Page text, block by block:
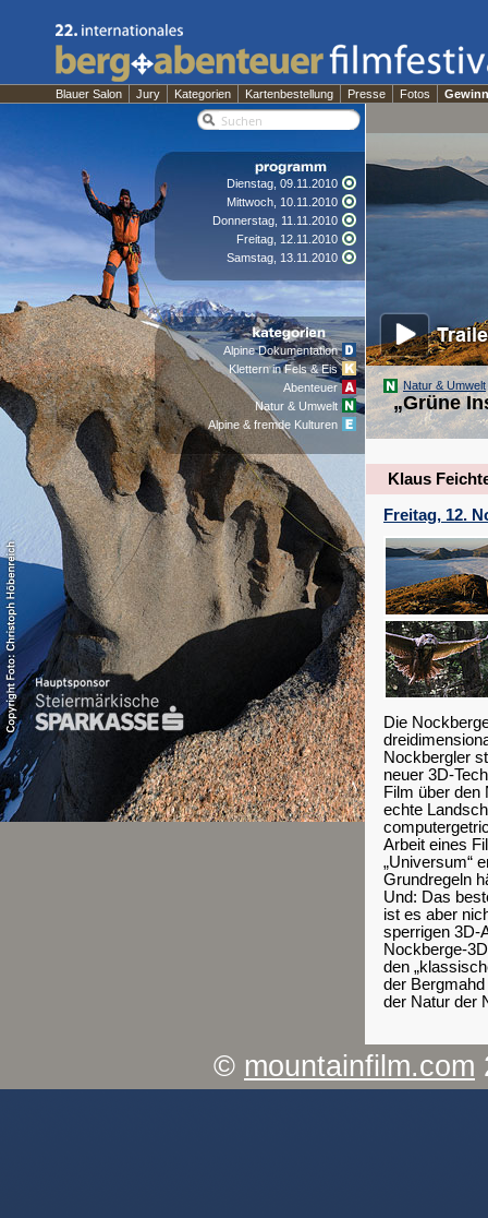
Blauer Salon Jury Kategorien Kartenbestellung Presse Fotos
Dienstag, 09.11.2010
Mittwoch, 10.11.2010
Donnerstag, 11.11.2010
Freitag, 12.11.2010
Samstag, 13.11.2010
Alpine Dokumentation
Klettern in Fels & Eis
Abenteuer
Natur & Umwelt
Alpine & fremde Kulturen
Natur & Umwelt
„Grüne
Klaus
Freitag, 12.
Die
Nockbergler
neuer 3D-
Film über den
echte
Arbeit eines
„Universum“
Grundregeln
Und: Das
ist es aber
sperrigen 3D-
Nockberge-
den
der
der Natur der
© mountainfilm.com